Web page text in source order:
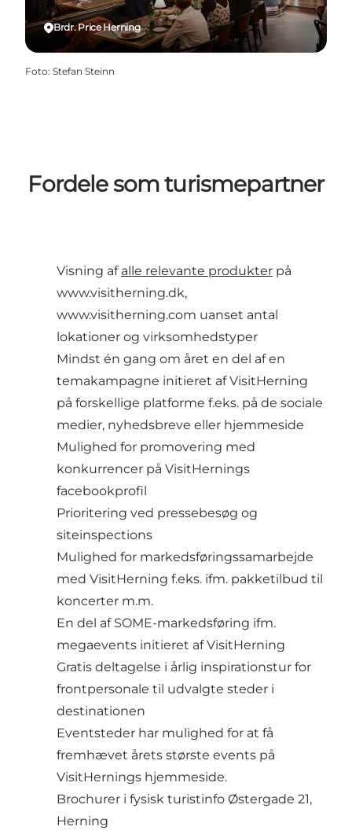
Brdr. Price Herning
Foto: Stefan Steinn
Fordele som turismepartner
Visning af alle relevante produkter på
www.visitherning.dk,
www.visitherning.com uanset antal
lokationer og virksomhedstyper
Mindst én gang om året en del af en
temakampagne initieret af VisitHerning
på forskellige platforme f.eks. på de sociale
medier, nyhedsbreve eller hjemmeside
Mulighed for promovering med
konkurrencer på VisitHernings
facebookprofil
Prioritering ved pressebesøg og
siteinspections
Mulighed for markedsføringssamarbejde
med VisitHerning f.eks. ifm. pakketilbud til
koncerter m.m.
En del af SOME-markedsføring ifm.
megaevents initieret af VisitHerning
Gratis deltagelse i årlig inspirationstur for
frontpersonale til udvalgte steder i
destinationen
Eventsteder har mulighed for at få
fremhævet årets største events på
VisitHernings hjemmeside.
Brochurer i fysisk turistinfo Østergade 21,
Herning